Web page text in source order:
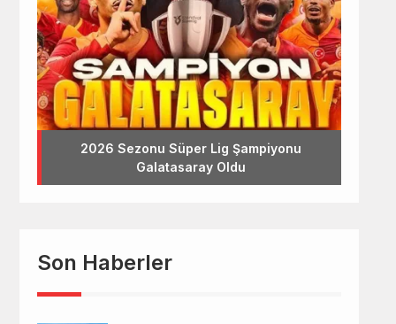
2026 Sezonu Süper Lig Şampiyonu
Galatasaray Oldu
Son Haberler